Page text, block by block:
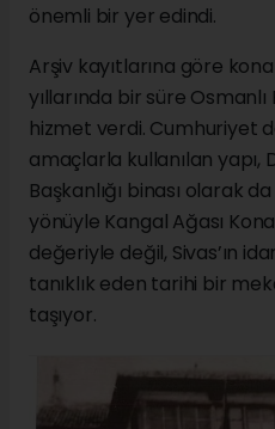
önemli bir yer edindi.
Arşiv kayıtlarına göre
yıllarında bir süre Osmanlı
hizmet verdi. Cumhuriyet
amaçlarla kullanılan yapı,
Başkanlığı binası olarak
yönüyle Kangal Ağası
değeriyle değil, Sivas’ın
tanıklık eden tarihi bir
taşıyor.